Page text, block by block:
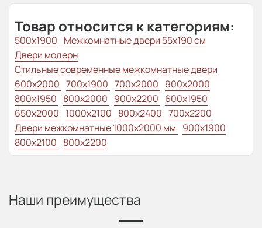
Товар относится к категориям:
500x1900 Межкомнатные двери 55х190 см
Двери модерн
Стильные современные межкомнатные двери
600x2000 700x1900 700x2000 900x2000
800х1950 800x2000 900x2200 600x1950
650x2000 1000x2100 800x2400 700x2200
Двери межкомнатные 1000х2000 мм 900x1900
800x2100 800x2200
Наши преимущества